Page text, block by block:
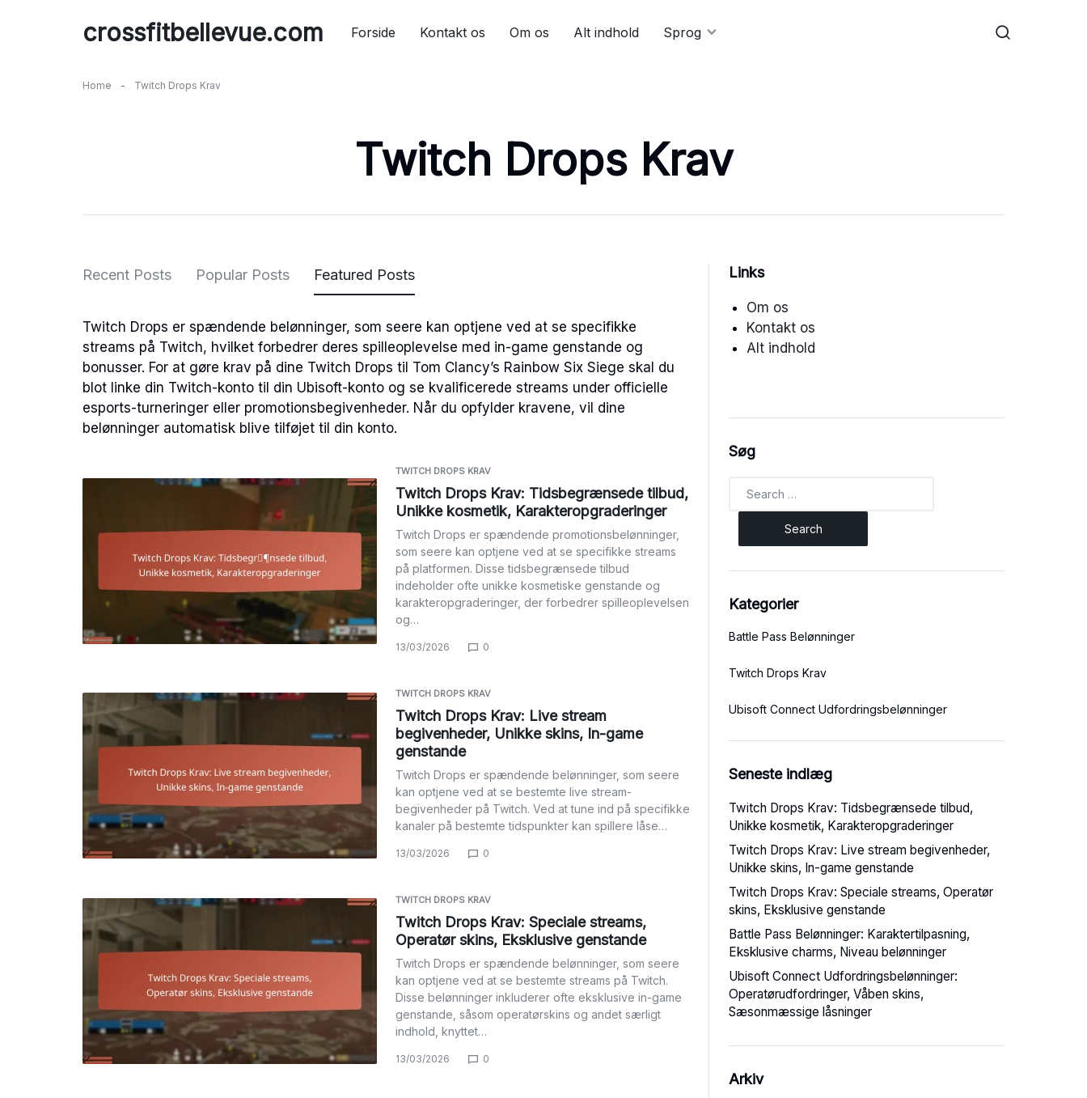
crossfitbellevue.com Forside Kontakt os Om os Alt indhold Sprog
Home - Twitch Drops Krav
Twitch Drops Krav
Recent Posts Popular Posts Featured Posts
Twitch Drops er spændende belønninger, som seere kan optjene ved at se specifikke
streams på Twitch, hvilket forbedrer deres spilleoplevelse med in-game genstande og
bonusser. For at gøre krav på dine Twitch Drops til Tom Clancy’s Rainbow Six Siege skal du
blot linke din Twitch-konto til din Ubisoft-konto og se kvalificerede streams under officielle
esports-turneringer eller promotionsbegivenheder. Når du opfylder kravene, vil dine
belønninger automatisk blive tilføjet til din konto.
TWITCH DROPS KRAV
Twitch Drops Krav: Tidsbegrænsede tilbud,
Unikke kosmetik, Karakteropgraderinger
Twitch Drops er spændende promotionsbelønninger,
som seere kan optjene ved at se specifikke streams
på platformen. Disse tidsbegrænsede tilbud
indeholder ofte unikke kosmetiske genstande og
karakteropgraderinger, der forbedrer spilleoplevelsen
og…
13/03/2026 0
TWITCH DROPS KRAV
Twitch Drops Krav: Live stream
begivenheder, Unikke skins, In-game
genstande
Twitch Drops er spændende belønninger, som seere
kan optjene ved at se bestemte live stream-
begivenheder på Twitch. Ved at tune ind på specifikke
kanaler på bestemte tidspunkter kan spillere låse…
13/03/2026 0
TWITCH DROPS KRAV
Twitch Drops Krav: Speciale streams,
Operatør skins, Eksklusive genstande
Twitch Drops er spændende belønninger, som seere
kan optjene ved at se bestemte streams på Twitch.
Disse belønninger inkluderer ofte eksklusive in-game
genstande, såsom operatørskins og andet særligt
indhold, knyttet…
13/03/2026 0
Links
Om os
Kontakt os
Alt indhold
Søg
Kategorier
Battle Pass Belønninger
Twitch Drops Krav
Ubisoft Connect Udfordringsbelønninger
Seneste indlæg
Twitch Drops Krav: Tidsbegrænsede tilbud,
Unikke kosmetik, Karakteropgraderinger
Twitch Drops Krav: Live stream begivenheder,
Unikke skins, In-game genstande
Twitch Drops Krav: Speciale streams, Operatør
skins, Eksklusive genstande
Battle Pass Belønninger: Karaktertilpasning,
Eksklusive charms, Niveau belønninger
Ubisoft Connect Udfordringsbelønninger:
Operatørudfordringer, Våben skins,
Sæsonmæssige låsninger
Arkiv